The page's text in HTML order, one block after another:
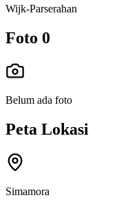
Wijk-Parserahan
Foto 0
Belum ada foto
Peta Lokasi
Simamora